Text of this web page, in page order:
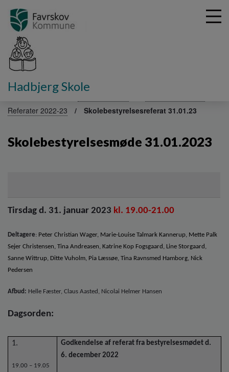
Hadbjerg Skole
Fakta om skolen
Referater 2022-23
Skolebestyrelsesreferat 31.01.23
Skolebestyrelsesmøde 31.01.2023
Tirsdag d. 31. januar 2023 kl. 19.00-21.00
Deltagere: Peter Christian Wager, Marie-Louise Talmark Kannerup, Mette Palk
Sejer Christensen, Tina Andreasen, Katrine Kop Fogsgaard, Line Storgaard,
Sanne Wittrup, Ditte Vuholm, Pia Læssøe, Tina Ravnsmed Hamborg, Nick
Pedersen
Afbud: Helle Fæster, Claus Aasted, Nicolai Helmer Hansen
Dagsorden:
1.
19.00 – 19.05
Godkendelse af referat fra bestyrelsesmødet d.
6. december 2022